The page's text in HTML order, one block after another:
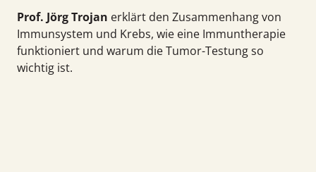
Prof. Jörg Trojan erklärt den Zusammen­hang von
Immun­system und Krebs, wie eine Immun­therapie
funktioniert und warum die Tumor-Testung so
wichtig ist.